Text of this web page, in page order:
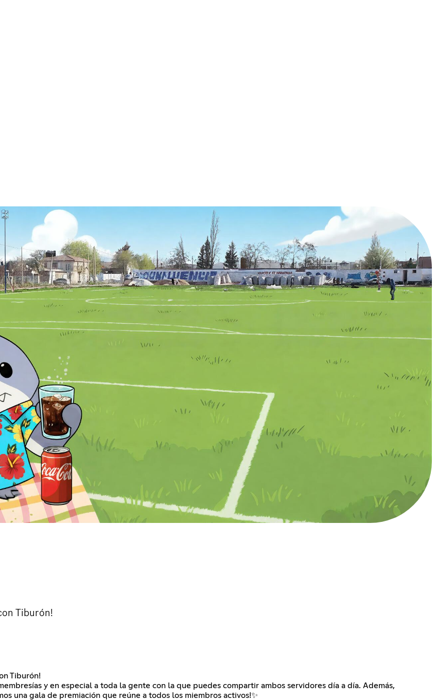
Tiburón!
Tiburón!
y en especial a toda la gente con la que puedes compartir ambos servidores día a día. Además,
una gala de premiación que reúne a todos los miembros activos!✨